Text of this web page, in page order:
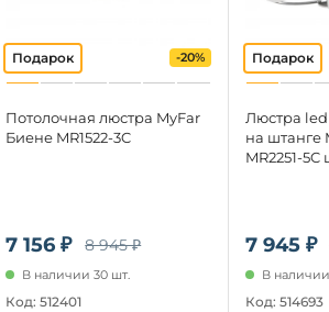
7 156 ₽ 8 945 ₽
-20%
Потолочная люстра MyFar
Биене MR1522-3C
В наличии 30 шт.
Код: 512401
7 945 ₽
Люстра
на штанге
MR2251-
В
Код: 514693